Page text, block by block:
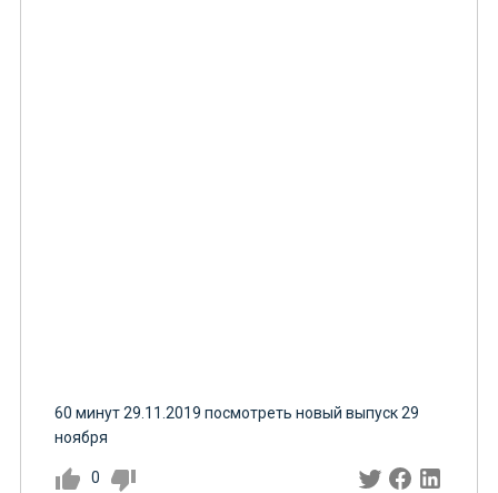
60 минут 29.11.2019 посмотреть новый выпуск 29
ноября
0